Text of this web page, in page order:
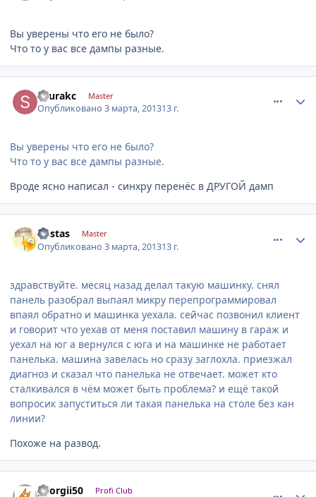
Вы уверены что его не было?
Что то у вас все дампы разные.
shurakc Master
Опубликовано3 марта, 201313 г.
Вы уверены что его не было?
Что то у вас все дампы разные.
Вроде ясно написал - синхру перенёс в ДРУГОЙ дамп
kostas Master
Опубликовано3 марта, 201313 г.
здравствуйте. месяц назад делал такую машинку. снял
панель разобрал выпаял микру перепрограммировал
впаял обратно и машинка уехала. сейчас позвонил клиент
и говорит что уехав от меня поставил машину в гараж и
уехал на юг а вернулся с юга и на машинке не работает
панелька. машина завелась но сразу заглохла. приезжал
диагноз и сказал что панелька не отвечает. может кто
сталкивался в чём может быть проблема? и ещё такой
вопросик запуститься ли такая панелька на столе без кан
линии?
Похоже на развод.
georgii50 Profi Club